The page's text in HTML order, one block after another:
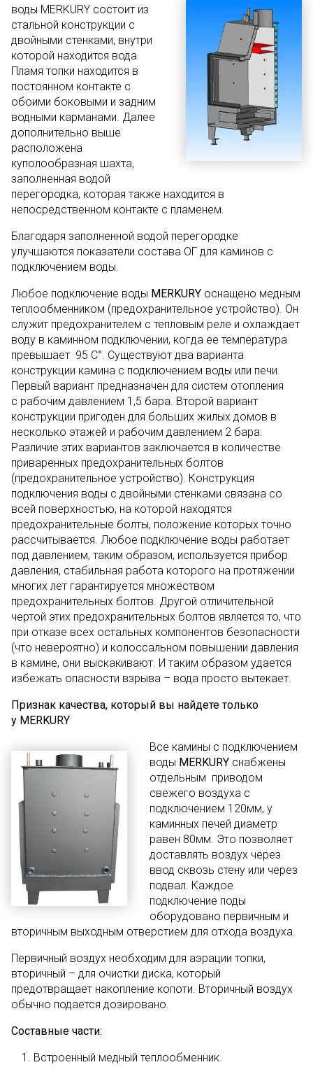
воды MERKURY состоит из
стальной конструкции с
двойными стенками, внутри
которой находится вода.
Пламя топки находится в
постоянном контакте с
обоими боковыми и задним
водными карманами. Далее
дополнительно выше
расположена
куполообразная шахта,
заполненная водой
перегородка, которая также находится в
непосредственном контакте с пламенем.
Благодаря заполненной водой перегородке
улучшаются показатели состава ОГ для каминов с
подключением воды.
Любое подключение воды MERKURY оснащено медным
теплообменником (предохранительное устройство). Он
служит предохранителем с тепловым реле и охлаждает
воду в каминном подключении, когда ее температура
превышает 95 C°. Существуют два варианта
конструкции камина с подключением воды или печи.
Первый вариант предназначен для систем отопления
с рабочим давлением 1,5 бара. Второй вариант
конструкции пригоден для больших жилых домов в
несколько этажей и рабочим давлением 2 бара.
Различие этих вариантов заключается в количестве
приваренных предохранительных болтов
(предохранительное устройство). Конструкция
подключения воды с двойными стенками связана со
всей поверхностью, на которой находятся
предохранительные болты, положение которых точно
рассчитывается. Любое подключение воды работает
под давлением, таким образом, используется прибор
давления, стабильная работа которого на протяжении
многих лет гарантируется множеством
предохранительных болтов. Другой отличительной
чертой этих предохранительных болтов является то, что
при отказе всех остальных компонентов безопасности
(что невероятно) и колоссальном повышении давления
в камине, они выскакивают. И таким образом удается
избежать опасности взрыва – вода просто вытекает.
Признак качества, который вы найдете только
у MERKURY
Все камины с подключением
воды MERKURY снабжены
отдельным приводом
свежего воздуха с
подключением 120мм, у
каминных печей диаметр
равен 80мм. Это позволяет
доставлять воздух через
ввод сквозь стену или через
подвал. Каждое
подключение поды
оборудовано первичным и
вторичным выходным отверстием для отхода воздуха.
Первичный воздух необходим для аэрации топки,
вторичный – для очистки диска, который
предотвращает накопление копоти. Вторичный воздух
обычно подается дозировано.
Составные части:
Встроенный медный теплообменник.